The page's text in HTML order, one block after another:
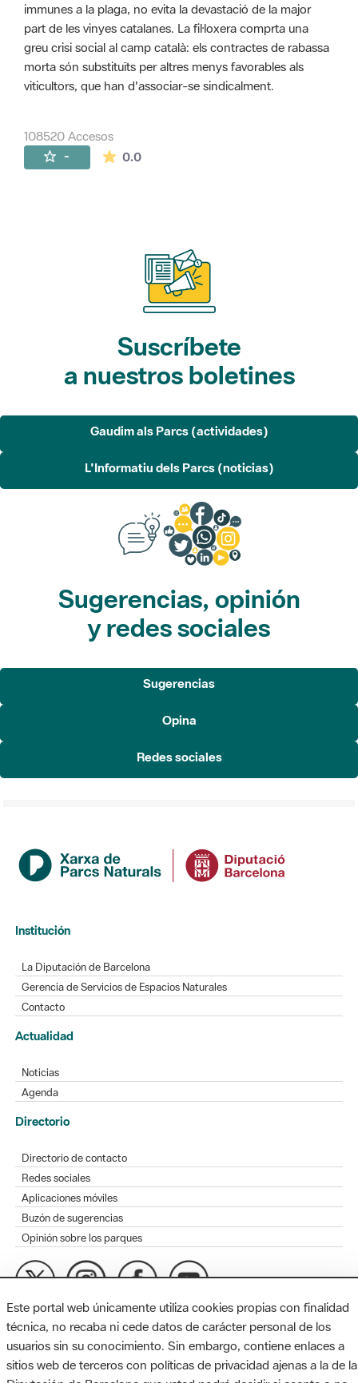
immunes a la plaga, no evita la devastació de la major
part de les vinyes catalanes. La fil·loxera comprta una
greu crisi social al camp català: els contractes de rabassa
morta són substituïts per altres menys favorables als
viticultors, que han d'associar-se sindicalment.
108520 Accesos
- 0.0La valoración media es de 0 estrellas de
Suscríbete
a nuestros boletines
Gaudim als Parcs (actividades)
L'Informatiu dels Parcs (noticias)
Sugerencias, opinión
y redes sociales
Sugerencias
Opina
Redes sociales
Institución
La Diputación de Barcelona
Gerencia de Servicios de Espacios Naturales
Contacto
Actualidad
Noticias
Agenda
Directorio
Directorio de contacto
Redes sociales
Aplicaciones móviles
Buzón de sugerencias
Opinión sobre los parques
MAPA WEB AVISO LEGAL ACCESIBILIDAD
Diputación de Barcelona. Edifici Llacuna, 1a planta. Badajoz, 49.
08005 Barcelona. Tel. 934 022 428 / xarxaparcs@diba.cat
Este portal web únicamente utiliza cookies propias con finalidad
técnica, no recaba ni cede datos de carácter personal de los
usuarios sin su conocimiento. Sin embargo, contiene enlaces a
sitios web de terceros con políticas de privacidad ajenas a la de la